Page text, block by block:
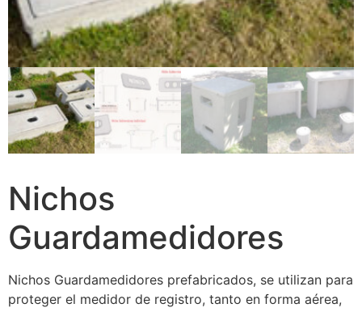
Nichos
Guardamedidores
Nichos Guardamedidores prefabricados, se utilizan para
proteger el medidor de registro, tanto en forma aérea,